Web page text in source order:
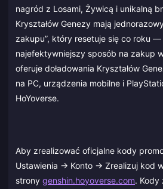
nagród z Losami, Żywicą i unikalną
Kryształów Genezy mają
zakupu”, który resetuje się co roku
najefektywniejszy sposób na zakup
oferuje doładowania Kryształów
na PC, urządzenia mobilne i
HoYoverse.
Aby zrealizować oficjalne kody
Ustawienia → Konto → Zrealizuj kod
strony genshin.hoyoverse.com. Kody